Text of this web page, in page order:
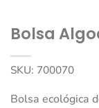
Bolsa
SKU: 700070
Bolsa ecológica